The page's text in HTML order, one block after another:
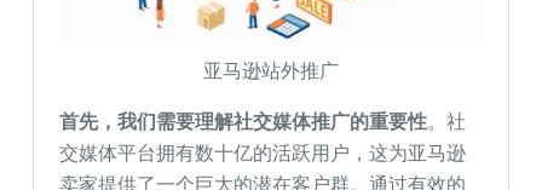
亚马逊站外推广
首先，我们需要理解社交媒体推广的重要性。社
交媒体平台拥有数十亿的活跃用户，这为亚马逊
卖家提供了一个巨大的潜在客户群。通过有效的